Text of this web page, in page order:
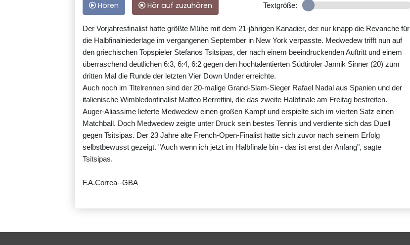
Hören Hör auf zuzuhören Textgröße:
Der Vorjahresfinalist hatte größte Mühe mit dem 21-jährigen Kanadier, der nur knapp die Revanche für
die Halbfinalniederlage im vergangenen September in New York verpasste. Medwedew trifft nun auf
den griechischen Topspieler Stefanos Tsitsipas, der nach einem beeindruckenden Auftritt und einem
überraschend deutlichen 6:3, 6:4, 6:2 gegen den hochtalentierten Südtiroler Jannik Sinner (20) zum
dritten Mal die Runde der letzten Vier Down Under erreichte.
Auch noch im Titelrennen sind der 20-malige Grand-Slam-Sieger Rafael Nadal aus Spanien und der
italienische Wimbledonfinalist Matteo Berrettini, die das zweite Halbfinale am Freitag bestreiten.
Auger-Aliassime lieferte Medwedew einen großen Kampf und erspielte sich im vierten Satz einen
Matchball. Doch Medwedew zeigte unter Druck sein bestes Tennis und verdiente sich das Duell
gegen Tsitsipas. Der 23 Jahre alte French-Open-Finalist hatte sich zuvor nach seinem Erfolg
selbstbewusst gezeigt. "Auch wenn ich jetzt im Halbfinale bin - das ist erst der Anfang", sagte
Tsitsipas.
F.A.Correa--GBA